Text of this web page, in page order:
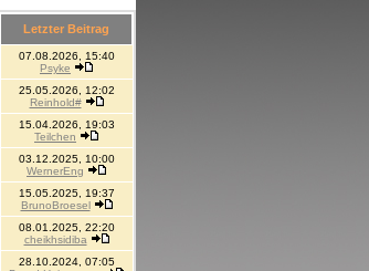
Letzter Beitrag
07.08.2026, 15:40
Psyke
25.05.2026, 12:02
Reinhold#
15.04.2026, 19:03
Teilchen
03.12.2025, 10:00
WernerEng
15.05.2025, 19:37
BrunoBroesel
08.01.2025, 22:20
cheikhsidiba
28.10.2024, 07:05